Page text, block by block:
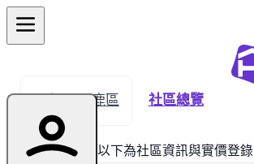
← 返回沙鹿區 社區總覽
此建案已完銷，以下為社區資訊與實價登錄